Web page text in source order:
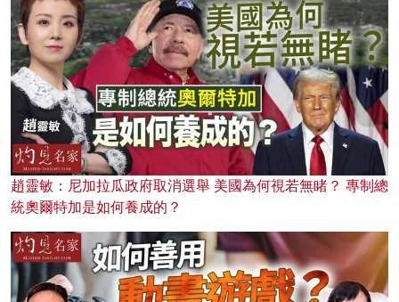
趙靈敏：尼加拉瓜政府取消選舉 美國為何視若無睹？ 專制總
統奧爾特加是如何養成的？